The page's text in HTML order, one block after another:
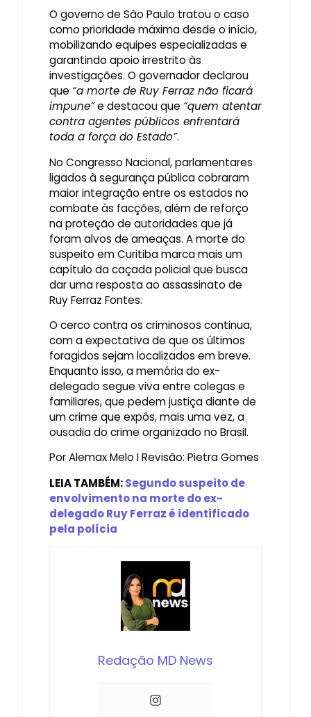
O governo de São Paulo tratou o caso
como prioridade máxima desde o início,
mobilizando equipes especializadas e
garantindo apoio irrestrito às
investigações. O governador declarou
que “a morte de Ruy Ferraz não ficará
impune”e destacou que “quem atentar
contra agentes públicos enfrentará
toda a força do Estado”.
No Congresso Nacional, parlamentares
ligados à segurança pública cobraram
maior integração entre os estados no
combate às facções, além de reforço
na proteção de autoridades que já
foram alvos de ameaças. A morte do
suspeito em Curitiba marca mais um
capítulo da caçada policial que busca
dar uma resposta ao assassinato de
Ruy Ferraz Fontes.
O cerco contra os criminosos continua,
com a expectativa de que os últimos
foragidos sejam localizados em breve.
Enquanto isso, a memória do ex-
delegado segue viva entre colegas e
familiares, que pedem justiça diante de
um crime que expôs, mais uma vez, a
ousadia do crime organizado no Brasil.
Por Alemax Melo I Revisão: Pietra Gomes
LEIA TAMBÉM:Segundo suspeito de
envolvimento na morte do ex-
delegado Ruy Ferraz é identificado
pela polícia
Redação MD News